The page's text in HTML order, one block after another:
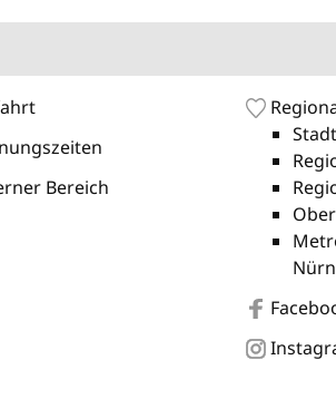
Bereich